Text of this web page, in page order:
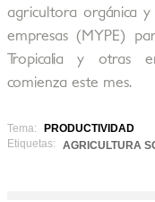
agricultora orgánica y
empresas (MYPE)
Tropicalia y otras
comienza este mes.
Tema:
PRODUCTIVIDAD
Etiquetas:
AGRICULTURA